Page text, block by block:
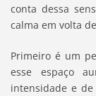
conta dessa
calma em volta
Primeiro é um
esse espaço
intensidade e